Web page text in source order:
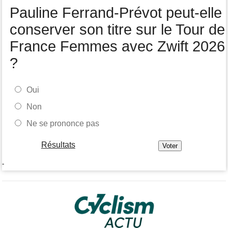
Pauline Ferrand-Prévot peut-elle
conserver son titre sur le Tour de
France Femmes avec Zwift 2026
?
Oui
Non
Ne se prononce pas
Résultats
-